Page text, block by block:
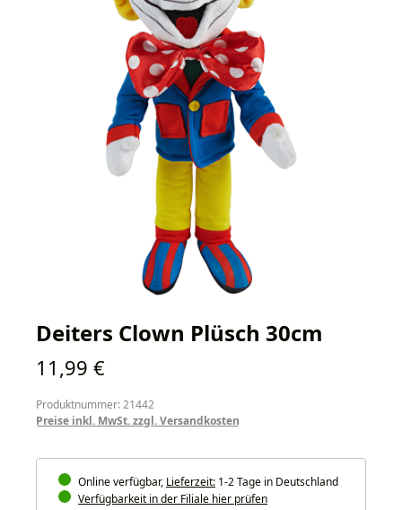
Deiters Clown Plüsch 30cm
Regulärer Preis:
11,99 €
Produktnummer: 21442
Preise inkl. MwSt. zzgl. Versandkosten
Online verfügbar, Lieferzeit: 1-2 Tage in Deutschland
Verfügbarkeit in der Filiale hier prüfen